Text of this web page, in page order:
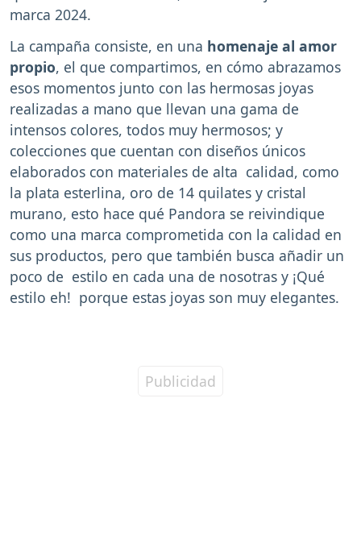
marca 2024.
La campaña consiste, en una homenaje al amor
propio, el que compartimos, en cómo abrazamos
esos momentos junto con las hermosas joyas
realizadas a mano que llevan una gama de
intensos colores, todos muy hermosos; y
colecciones que cuentan con diseños únicos
elaborados con materiales de alta calidad, como
la plata esterlina, oro de 14 quilates y cristal
murano, esto hace qué Pandora se reivindique
como una marca comprometida con la calidad en
sus productos, pero que también busca añadir un
poco de estilo en cada una de nosotras y ¡Qué
estilo eh! porque estas joyas son muy elegantes.